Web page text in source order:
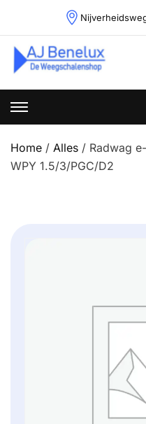
content
Weegschalenshop |
Weegoplossingen
Home / Alles / Radwag
WPY 1.5/3/PGC/D2